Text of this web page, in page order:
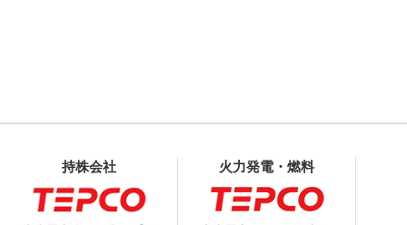
持株会社 火力発電・燃料